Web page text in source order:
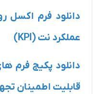
دانلود فرم اکسل
عملکرد نت (KPI)
دانلود پکیج فرم
قابلیت اطمینان